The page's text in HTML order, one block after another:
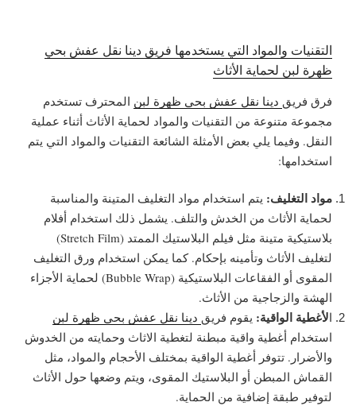
التقنيات والمواد التي يستخدمها فريق دينا نقل عفش بحي
ظهرة لبن لحماية الأثاث
فرق فريق دينا نقل عفش بحي ظهرة لبن المحترف تستخدم
مجموعة متنوعة من التقنيات والمواد لحماية الأثاث أثناء عملية
النقل. وفيما يلي بعض الأمثلة الشائعة التقنيات والمواد التي يتم
استخدامها:
مواد التغليف: يتم استخدام مواد التغليف المتينة والمناسبة
لحماية الأثاث من الخدش والتلف. يشمل ذلك استخدام أفلام
بلاستيكية متينة مثل فيلم البلاستيك الممتد (Stretch Film)
لتغليف الأثاث وتأمينه بإحكام. كما يمكن استخدام ورق التغليف
المقوى أو الفقاعات البلاستيكية (Bubble Wrap) لحماية الأجزاء
الهشة والزجاجية من الأثاث.
الأغطية الواقية: يقوم فريق دينا نقل عفش بحي ظهرة لبن
استخدام أغطية واقية مبطنة لتغطية الاثاث وحمايته من الخدوش
والأضرار. تتوفر أغطية الواقية بمختلف الأحجام والمواد، مثل
القماش المبطن أو البلاستيك المقوى، ويتم وضعها حول الأثاث
لتوفير طبقة إضافية من الحماية.